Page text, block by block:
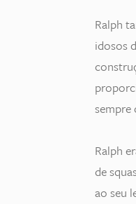
Ralph
idosos
sempre
Ralph
de
ao seu